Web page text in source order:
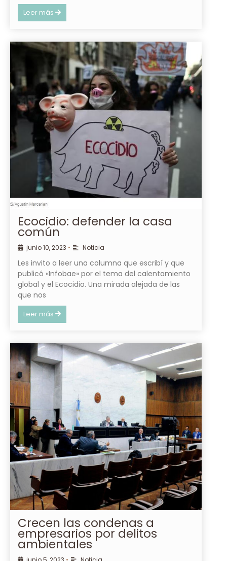
Leer más
Ecocidio: defender la casa
común
junio 10, 2023 • Noticia
Les invito a leer una columna que escribí y que
publicó «Infobae» por el tema del calentamiento
global y el Ecocidio. Una mirada alejada de las
que nos
Leer más
Crecen las condenas a
empresarios por delitos
ambientales